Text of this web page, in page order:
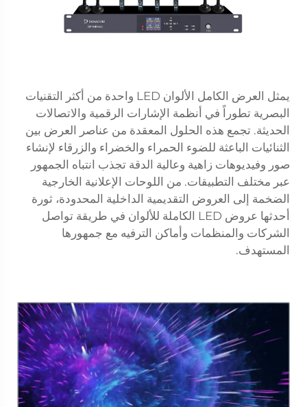
يمثل العرض الكامل الألوان LED واحدة من أكثر التقنيات
البصرية تطوراً في أنظمة الإشارات الرقمية والاتصالات
الحديثة. تجمع هذه الحلول المعقدة من عناصر العرض بين
الثنائيات الباعثة للضوء الحمراء والخضراء والزرقاء لإنشاء
صور وفيديوهات زاهية وعالية الدقة تجذب انتباه الجمهور
عبر مختلف التطبيقات. من اللوحات الإعلانية الخارجية
الضخمة إلى العروض التقديمية الداخلية المحدودة، ثورة
أحدثها عروض LED الكاملة للألوان في طريقة تواصل
الشركات والمنظمات وأماكن الترفيه مع جمهورها
المستهدف.